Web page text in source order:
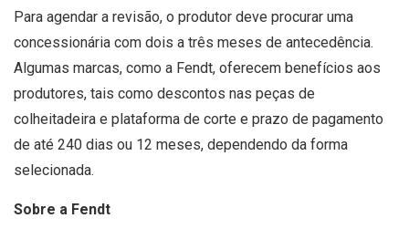
Para agendar a revisão, o produtor deve procurar uma
concessionária com dois a três meses de antecedência.
Algumas marcas, como a Fendt, oferecem benefícios aos
produtores, tais como descontos nas peças de
colheitadeira e plataforma de corte e prazo de pagamento
de até 240 dias ou 12 meses, dependendo da forma
selecionada.
Sobre a Fendt